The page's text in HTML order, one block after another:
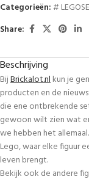
Categorieën:#
Share:
Beschrijving
BijBrickalot.nlkun je
producten en de
die ene ontbrekende
gewoon wilt zien wat
we hebben het
Lego, waar elke figuur
leven brengt.
Bekijk ook de andere